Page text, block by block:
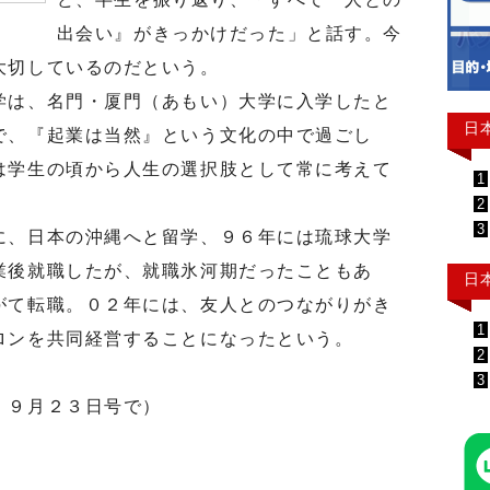
出会い』がきっかけだった」と話す。今
しているのだという。
、名門・厦門（あもい）大学に入学したと
『起業は当然』という文化の中で過ごし
生の頃から人生の選択肢として常に考えて
日本の沖縄へと留学、９６年には琉球大学
就職したが、就職氷河期だったこともあ
転職。０２年には、友人とのつながりがき
を共同経営することになったという。
月２３日号で）
日
1
2
3
日
1
2
3